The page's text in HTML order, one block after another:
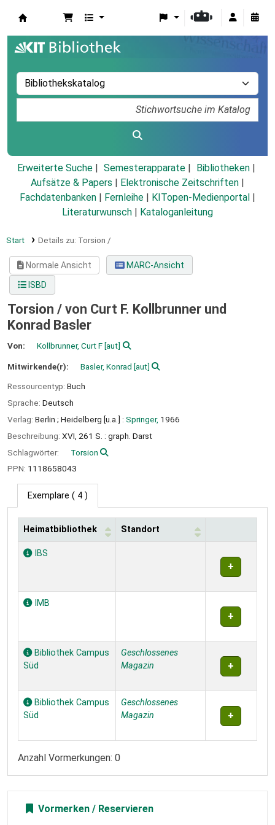
Erweiterte Suche Semesterapparate
Bibliotheken
Aufsätze & Papers
Elektronische Zeitschriften
Fachdatenbanken
Fernleihe KITopen-Medienportal
Literaturwunsch
Kataloganleitung
Start Details zu: Torsion /
Normale Ansicht
MARC-Ansicht
ISBD
Torsion / von Curt F. Kollbrunner und
Konrad Basler
Von: Kollbrunner, Curt F[aut]
Mitwirkende(r): Basler, Konrad [aut]
Ressourcentyp: Buch
Sprache: Deutsch
Verlag: Berlin ; Heidelberg [u.a.] : Springer, 1966
Beschreibung: XVI, 261 S. : graph. Darst
Schlagwörter:
Torsion
PPN: 1118658043
Exemplare ( 4 )
Exemplare
Heimatbibliothek Standort
IBS
IMB
Bibliothek Campus
Süd
Geschlossenes
Magazin
Bibliothek Campus
Süd
Geschlossenes
Magazin
Anzahl Vormerkungen: 0
Vormerken